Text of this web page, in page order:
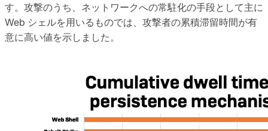
す。攻撃のうち、ネットワークへの常駐化の手段として主に
Web シェルを用いるものでは、攻撃者の累積滞留時間が有
意に高い値を示しました。